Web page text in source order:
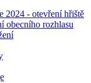
2024 - otevření hřiště
obecního rozhlasu